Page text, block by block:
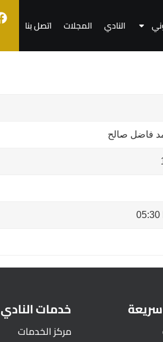
النادي المجلات اتصل بنا
فاضل صالح
05:30
خدمات النادي
مركز الخدمات